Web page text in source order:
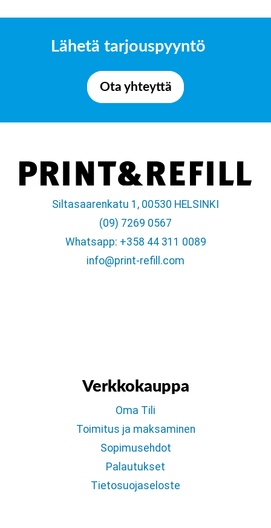
Lähetä tarjouspyyntö
Ota yhteyttä
Siltasaarenkatu 1, 00530 HELSINKI
(09) 7269 0567
Whatsapp: +358 44 311 0089
info@print-refill.com
Verkkokauppa
Oma Tili
Toimitus ja maksaminen
Sopimusehdot
Palautukset
Tietosuojaseloste